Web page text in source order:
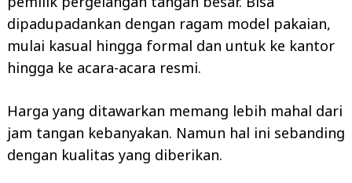
dipadupadankan dengan ragam model pakaian,
mulai kasual hingga formal dan untuk ke kantor
hingga ke acara-acara resmi.
Harga yang ditawarkan memang lebih mahal dari
jam tangan kebanyakan. Namun hal ini sebanding
dengan kualitas yang diberikan.